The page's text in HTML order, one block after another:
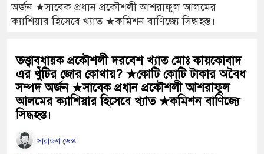
অর্জন ★সাবেক প্রধান প্রকৌশলী আশরাফুল আলমের
ক্যাশিয়ার হিসেবে খ্যাত ★কমিশন বাণিজ্যে সিদ্ধহস্ত।
তত্ত্বাবধায়ক প্রকৌশলী দরবেশ খ্যাত মোঃ কায়কোবাদ
এর খুঁটির জোর কোথায়? ★কোটি কোটি টাকার অবৈধ
সম্পদ অর্জন ★সাবেক প্রধান প্রকৌশলী আশরাফুল
আলমের ক্যাশিয়ার হিসেবে খ্যাত ★কমিশন বাণিজ্যে
সিদ্ধহস্ত।
সারাক্ষণ ডেস্ক